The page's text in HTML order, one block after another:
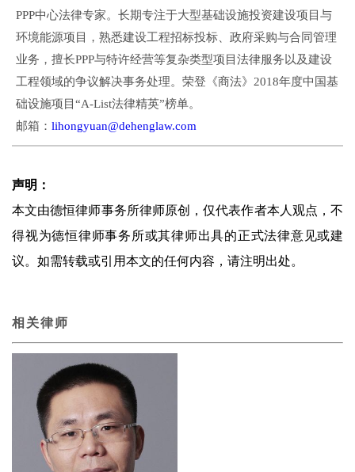
PPP中心法律专家。长期专注于大型基础设施投资建设项目与
环境能源项目，熟悉建设工程招标投标、政府采购与合同管理
业务，擅长PPP与特许经营等复杂类型项目法律服务以及建设
工程领域的争议解决事务处理。荣登《商法》2018年度中国基
础设施项目“A-List法律精英”榜单。
邮箱： lihongyuan@dehenglaw.com
声明：
本文由德恒律师事务所律师原创，仅代表作者本人观点，不
得视为德恒律师事务所或其律师出具的正式法律意见或建
议。如需转载或引用本文的任何内容，请注明出处。
相关律师